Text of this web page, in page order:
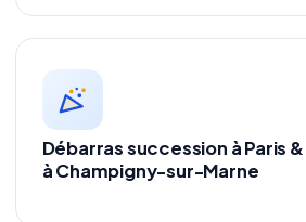
Débarras succession à Paris
à Champigny-sur-Marne